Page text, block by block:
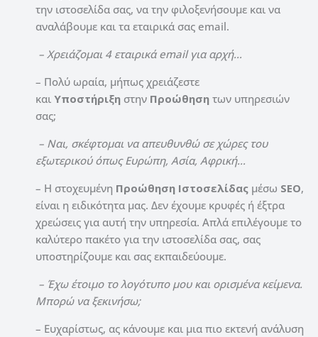
την ιστοσελίδα σας, να την φιλοξενήσουμε και να
αναλάβουμε και τα εταιρικά σας email.
– Χρειάζομαι 4 εταιρικά email για αρχή…
– Πολύ ωραία, μήπως χρειάζεστε
και Υποστήριξη στην Προώθηση των υπηρεσιών
σας;
– Ναι, σκέφτομαι να απευθυνθώ σε χώρες του
εξωτερικού όπως Ευρώπη, Ασία, Αφρική…
– Η στοχευμένη Προώθηση Ιστοσελίδας μέσω SEO,
είναι η ειδικότητα μας. Δεν έχουμε κρυφές ή έξτρα
χρεώσεις για αυτή την υπηρεσία. Απλά επιλέγουμε το
καλύτερο πακέτο για την ιστοσελίδα σας, σας
υποστηρίζουμε και σας εκπαιδεύουμε.
– Έχω έτοιμο το λογότυπο μου και ορισμένα κείμενα.
Μπορώ να ξεκινήσω;
– Ευχαρίστως, ας κάνουμε και μια πιο εκτενή ανάλυση